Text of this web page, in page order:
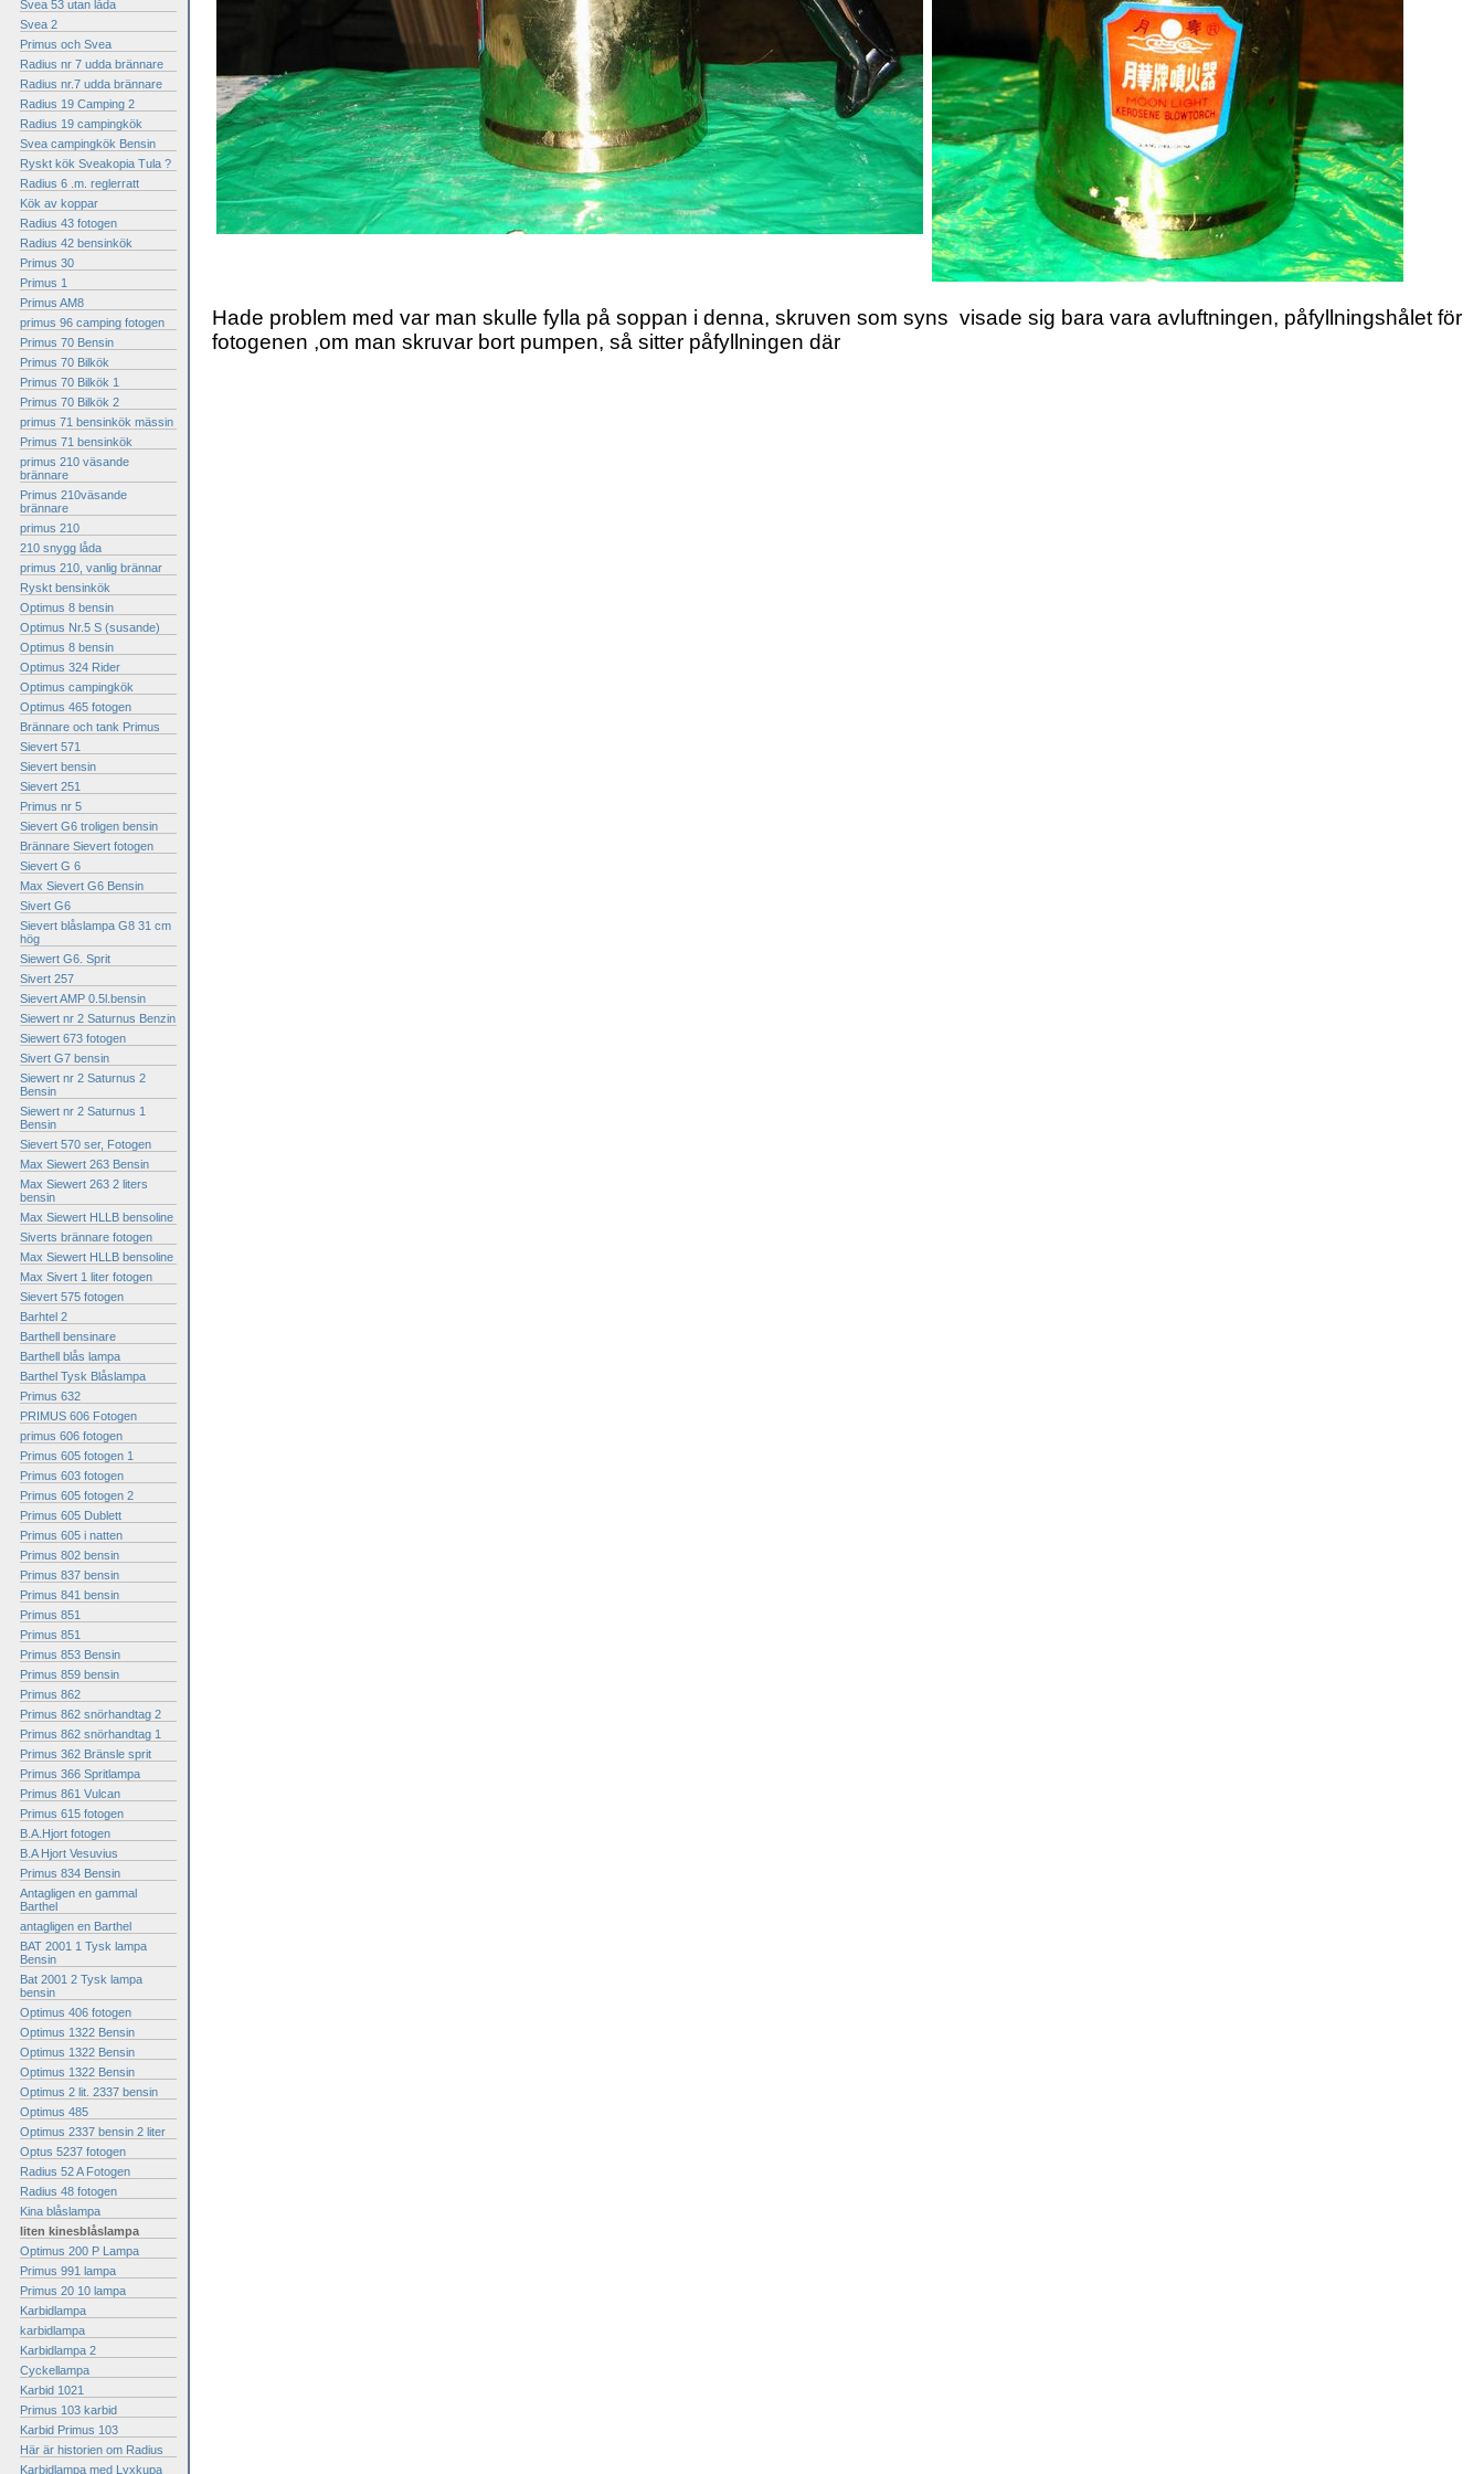
Svea 53 utan låda
Svea 2
Primus och Svea
Radius nr 7 udda brännare
Radius nr.7 udda brännare
Radius 19 Camping 2
Radius 19 campingkök
Svea campingkök Bensin
Ryskt kök Sveakopia Tula ?
Radius 6 .m. reglerratt
Kök av koppar
Radius 43 fotogen
Radius 42 bensinkök
Primus 30
Primus 1
Primus AM8
primus 96 camping fotogen
Primus 70 Bensin
Primus 70 Bilkök
Primus 70 Bilkök 1
Primus 70 Bilkök 2
primus 71 bensinkök mässin
Primus 71 bensinkök
primus 210 väsande
brännare
Primus 210väsande
brännare
primus 210
210 snygg låda
primus 210, vanlig brännar
Ryskt bensinkök
Optimus 8 bensin
Optimus Nr.5 S (susande)
Optimus 8 bensin
Optimus 324 Rider
Optimus campingkök
Optimus 465 fotogen
Brännare och tank Primus
Sievert 571
Sievert bensin
Sievert 251
Primus nr 5
Sievert G6 troligen bensin
Brännare Sievert fotogen
Sievert G 6
Max Sievert G6 Bensin
Sivert G6
Sievert blåslampa G8 31 cm
hög
Siewert G6. Sprit
Sivert 257
Sievert AMP 0.5l.bensin
Siewert nr 2 Saturnus Benzin
Siewert 673 fotogen
Sivert G7 bensin
Siewert nr 2 Saturnus 2
Bensin
Siewert nr 2 Saturnus 1
Bensin
Sievert 570 ser, Fotogen
Max Siewert 263 Bensin
Max Siewert 263 2 liters
bensin
Max Siewert HLLB bensoline
Siverts brännare fotogen
Max Siewert HLLB bensoline
Max Sivert 1 liter fotogen
Sievert 575 fotogen
Barhtel 2
Barthell bensinare
Barthell blås lampa
Barthel Tysk Blåslampa
Primus 632
PRIMUS 606 Fotogen
primus 606 fotogen
Primus 605 fotogen 1
Primus 603 fotogen
Primus 605 fotogen 2
Primus 605 Dublett
Primus 605 i natten
Primus 802 bensin
Primus 837 bensin
Primus 841 bensin
Primus 851
Primus 851
Primus 853 Bensin
Primus 859 bensin
Primus 862
Primus 862 snörhandtag 2
Primus 862 snörhandtag 1
Primus 362 Bränsle sprit
Primus 366 Spritlampa
Primus 861 Vulcan
Primus 615 fotogen
B.A.Hjort fotogen
B.A Hjort Vesuvius
Primus 834 Bensin
Antagligen en gammal
Barthel
antagligen en Barthel
BAT 2001 1 Tysk lampa
Bensin
Bat 2001 2 Tysk lampa
bensin
Optimus 406 fotogen
Optimus 1322 Bensin
Optimus 1322 Bensin
Optimus 1322 Bensin
Optimus 2 lit. 2337 bensin
Optimus 485
Optimus 2337 bensin 2 liter
Optus 5237 fotogen
Radius 52 A Fotogen
Radius 48 fotogen
Kina blåslampa
liten kinesblåslampa
Optimus 200 P Lampa
Primus 991 lampa
Primus 20 10 lampa
Karbidlampa
karbidlampa
Karbidlampa 2
Cyckellampa
Karbid 1021
Primus 103 karbid
Karbid Primus 103
Här är historien om Radius
Karbidlampa med Lyxkupa
Hade problem med var man skulle fylla på soppan i denna, skruven som syns visade sig bara vara avluftningen, påfyllningshålet för
fotogenen ,om man skruvar bort pumpen, så sitter påfyllningen där